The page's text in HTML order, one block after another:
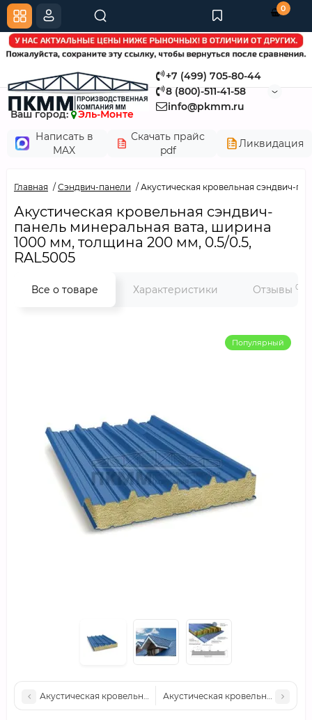
+7 (499) 705-80-44
8 (800)-511-41-58
info@pkmm.ru
Ваш город:
Эль-Монте
Написать в
MAX
Скачать прайс
pdf
Ликвидация
0
Главная Сэндвич-панели Акустическая кровельная сэндвич-
Акустическая кровельная сэндвич-
панель минеральная вата, ширина
1000 мм, толщина 200 мм, 0.5/0.5,
RAL5005
Все о товаре Характеристики Отзывы 0
Популярный
Акустическая кровельная сэндвич-панель минеральная
Акустическая кровельная